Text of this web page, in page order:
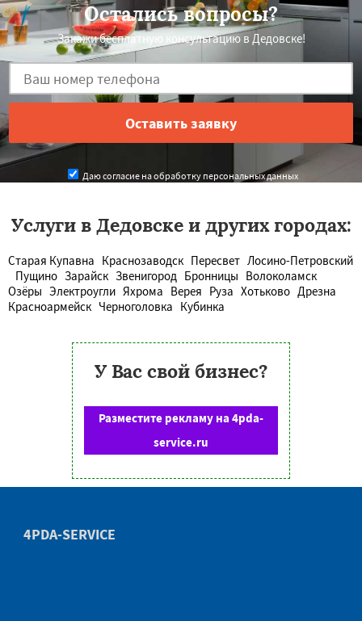
Остались вопросы?
Закажи бесплатную консультацию в Дедовске!
Даю согласие на обработку персональных данных
Услуги в Дедовске и других городах:
Старая Купавна Краснозаводск Пересвет Лосино-Петровский
Пущино Зарайск Звенигород Бронницы Волоколамск
Озёры Электроугли Яхрома Верея Руза Хотьково Дрезна
Красноармейск Черноголовка Кубинка
У Вас свой бизнес?
Разместите рекламу на 4pda-
service.ru
4PDA-SERVICE